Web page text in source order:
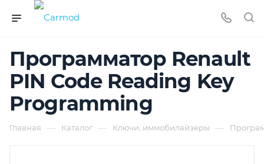
Программатор Renault
PIN Code Reading Key
Programming
Главная — Каталог — Ключи, иммобилайзеры —